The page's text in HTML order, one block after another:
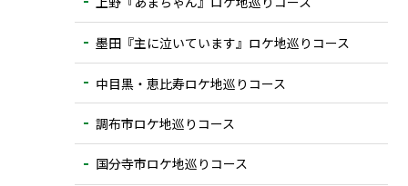
墨田『主に泣いています』ロケ地巡りコース
中目黒・恵比寿ロケ地巡りコース
調布市ロケ地巡りコース
国分寺市ロケ地巡りコース